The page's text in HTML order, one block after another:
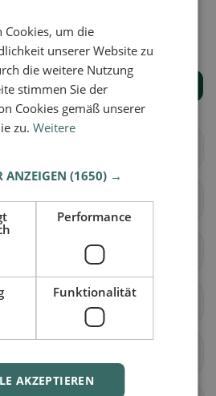
tua ricerca di ristoranti.
tutti i luoghi
San Gallo
Berg (SG)
Goldach
Cookies, um die
unserer Website zu
die weitere Nutzung
stimmen Sie der
Cookies gemäß unserer
zu.Weitere
ANZEIGEN(1650) →
Performance
Funktionalität
AKZEPTIEREN